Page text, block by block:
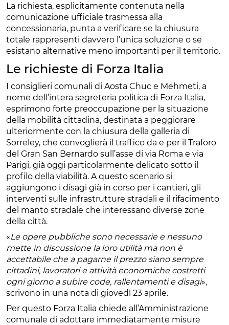
La richiesta, esplicitamente contenuta nella
comunicazione ufficiale trasmessa alla
concessionaria, punta a verificare se la chiusura
totale rappresenti davvero l’unica soluzione o se
esistano alternative meno importanti per il territorio.
Le richieste di Forza Italia
I consiglieri comunali di Aosta Chuc e Mehmeti, a
nome dell’intera segreteria politica di Forza Italia,
esprimono forte preoccupazione per la situazione
della mobilità cittadina, destinata a peggiorare
ulteriormente con la chiusura della galleria di
Sorreley, che convoglierà il traffico da e per il Traforo
del Gran San Bernardo sull’asse di via Roma e via
Parigi, già oggi particolarmente delicato sotto il
profilo della viabilità. A questo scenario si
aggiungono i disagi già in corso per i cantieri, gli
interventi sulle infrastrutture stradali e il rifacimento
del manto stradale che interessano diverse zone
della città.
«Le opere pubbliche sono necessarie e nessuno
mette in discussione la loro utilità ma non è
accettabile che a pagarne il prezzo siano sempre
cittadini, lavoratori e attività economiche costretti
ogni giorno a subire code, rallentamenti e disagi»,
scrivono in una nota di giovedì 23 aprile.
Per questo Forza Italia chiede all’Amministrazione
comunale di adottare immediatamente misure